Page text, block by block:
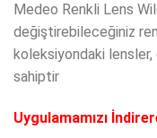
Medeo Renkli Lens
değiştirebileceğiniz
koleksiyondaki
sahiptir
Uygulamamızı